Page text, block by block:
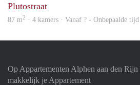
Plutostraat
87 m2 · 4 kamers · Vanaf ? - Onbepaalde tijd
Op Appartementen Alphen aan den
makkelijk je Appartement